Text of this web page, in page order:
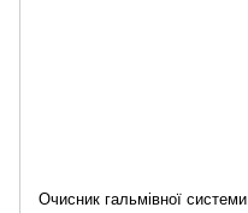
Очисник гальмівної системи